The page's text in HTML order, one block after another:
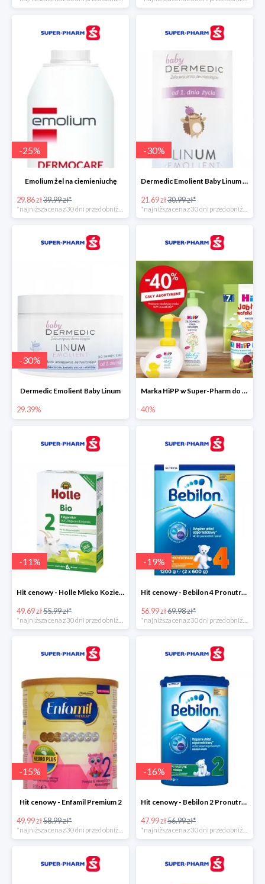
-25%
Emolium żel na ciemieniuchę
29.86 zł39.99 zł*
-30%
Dermedic Emolient Baby Linum żel do mycia ciała i włosów
21.69 zł30.99 zł*
-30%
Dermedic Emolient Baby Linum
29.39%
Marka HiPP w Super-Pharm do -40%
40%
-11%
Hit cenowy - Holle Mleko Kozie 2 Bio
49.69 zł55.99 zł*
-19%
Hit cenowy - Bebilon 4 Pronutra-Advance
56.99 zł69.98 zł*
-15%
Hit cenowy - Enfamil Premium 2
49.99 zł58.99 zł*
-16%
Hit cenowy - Bebilon 2 Pronutra-Advance
47.99 zł56.99 zł*